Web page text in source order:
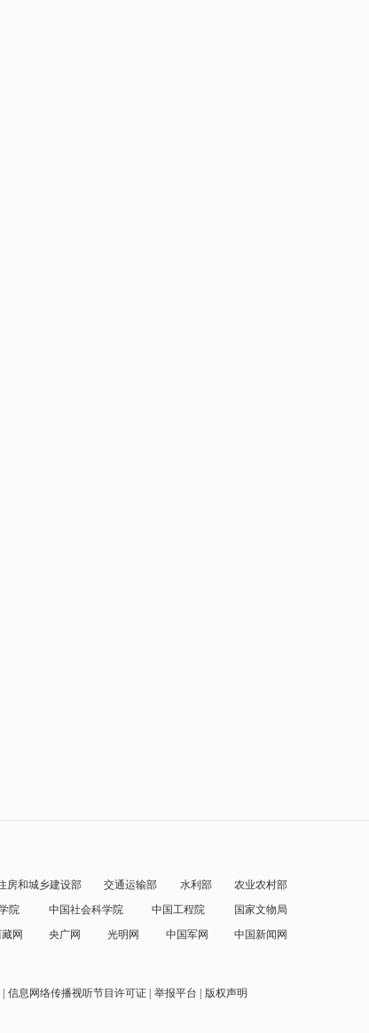
房和城乡建设部 交通运输部 水利部
农业农村部
院 中国社会科学院 中国工程院
国家文物局
网 央广网 光明网 中国军网
中国新闻网
信息网络传播视听节目许可证 举报平台
版权声明